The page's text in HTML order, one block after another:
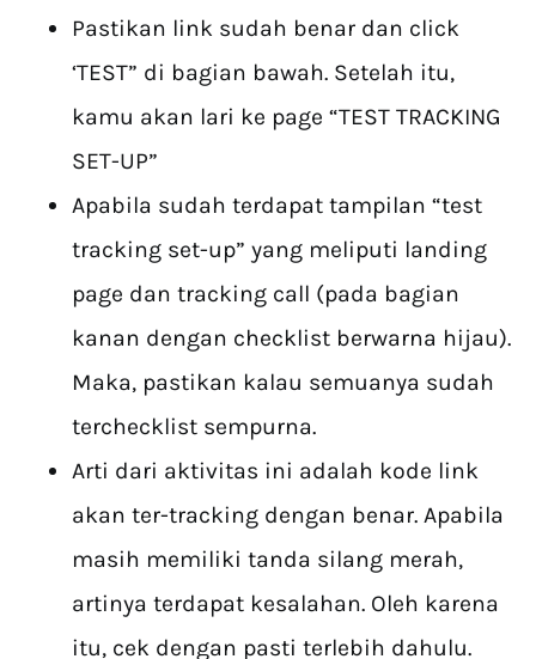
Pastikan link sudah benar dan click
‘TEST” di bagian bawah. Setelah itu,
kamu akan lari ke page “TEST TRACKING
SET-UP”
Apabila sudah terdapat tampilan “test
tracking set-up” yang meliputi landing
page dan tracking call (pada bagian
kanan dengan checklist berwarna hijau).
Maka, pastikan kalau semuanya sudah
terchecklist sempurna.
Arti dari aktivitas ini adalah kode link
akan ter-tracking dengan benar. Apabila
masih memiliki tanda silang merah,
artinya terdapat kesalahan. Oleh karena
itu, cek dengan pasti terlebih dahulu.